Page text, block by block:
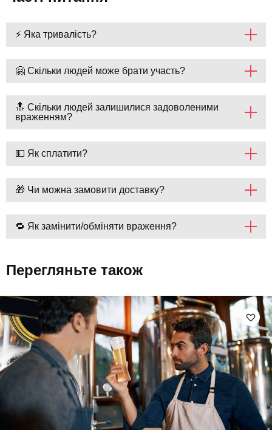
⚡ Яка тривалість?
🤗 Скільки людей може брати участь?
🔝 Скільки людей залишилися задоволеними
враженням?
💵 Як сплатити?
🎁 Чи можна замовити доставку?
🔁 Як замінити/обміняти враження?
Перегляньте також